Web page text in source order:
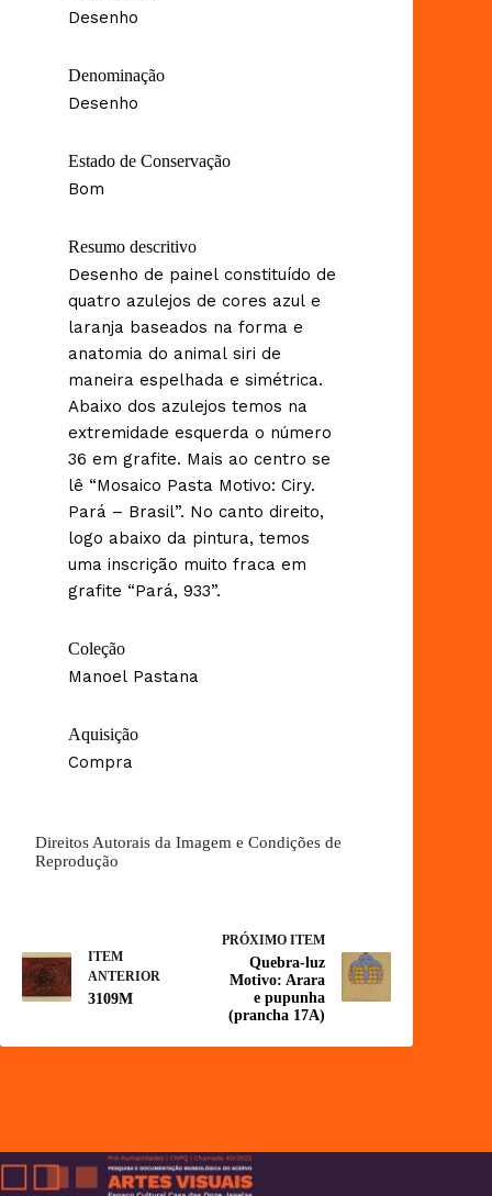
Desenho
Denominação
Desenho
Estado de Conservação
Bom
Resumo descritivo
Desenho de painel constituído de
quatro azulejos de cores azul e
laranja baseados na forma e
anatomia do animal siri de
maneira espelhada e simétrica.
Abaixo dos azulejos temos na
extremidade esquerda o número
36 em grafite. Mais ao centro se
lê “Mosaico Pasta Motivo: Ciry.
Pará – Brasil”. No canto direito,
logo abaixo da pintura, temos
uma inscrição muito fraca em
grafite “Pará, 933”.
Coleção
Manoel Pastana
Aquisição
Compra
Direitos Autorais da Imagem e Condições de
Reprodução
ITEM
ANTERIOR
3109M
PRÓXIMO ITEM
Quebra-luz
Motivo: Arara
e pupunha
(prancha 17A)